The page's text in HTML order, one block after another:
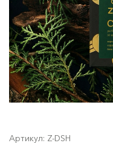
Артикул: Z-DSH